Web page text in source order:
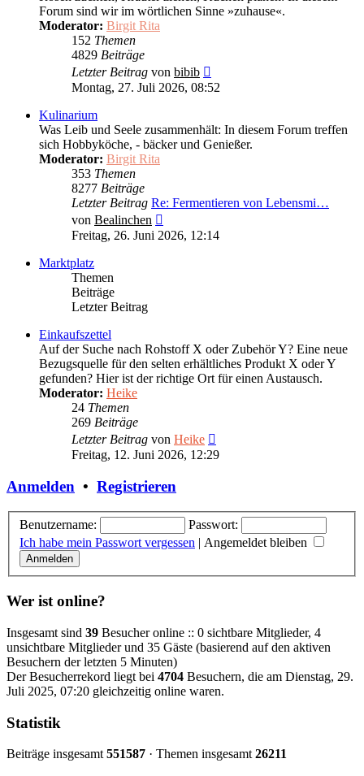
Forum sind wir im wörtlichen Sinne »zuhause«.
Moderator: Birgit Rita
152 Themen
4829 Beiträge
Letzter Beitrag von bibib
Beitrag
Montag, 27. Juli 2026, 08:52
Kulinarium
Was Leib und Seele zusammenhält: In diesem Forum treffen
sich Hobbyköche, - bäcker und Genießer.
Moderator: Birgit Rita
353 Themen
8277 Beiträge
Letzter Beitrag Re: Fermentieren von Lebensmi…
von Bealinchen
Beitrag
Freitag, 26. Juni 2026, 12:14
Marktplatz
Themen
Beiträge
Letzter Beitrag
Einkaufszettel
Auf der Suche nach Rohstoff X oder Zubehör Y? Eine neue
Bezugsquelle für den selten erhältliches Produkt X oder Y
gefunden? Hier ist der richtige Ort für einen Austausch.
Moderator: Heike
24 Themen
269 Beiträge
Letzter Beitrag von Heike
Beitrag
Freitag, 12. Juni 2026, 12:29
Anmelden • Registrieren
Benutzername:
Passwort:
Ich habe mein Passwort vergessen | Angemeldet bleiben
Wer ist online?
Insgesamt sind 39 Besucher online :: 0 sichtbare Mitglieder, 4
unsichtbare Mitglieder und 35 Gäste (basierend auf den aktiven
Besuchern der letzten 5 Minuten)
Der Besucherrekord liegt bei 4704 Besuchern, die am Dienstag, 29.
Juli 2025, 07:20 gleichzeitig online waren.
Statistik
Beiträge insgesamt 551587 · Themen insgesamt 26211